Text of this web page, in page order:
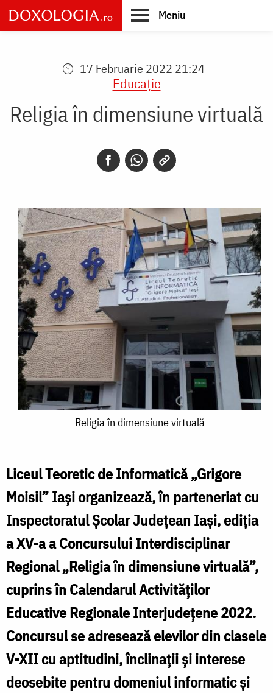
Skip
to
main
Meniu
17 Februarie 2022 21:24
Educaţie
Religia în dimensiune virtuală
dimensiune
virtuală
Religia în dimensiune virtuală
Liceul Teoretic de Informatică „Grigore
Moisil” Iași organizează, în parteneriat cu
Inspectoratul Școlar Județean Iași, ediția
a XV-a a Concursului Interdisciplinar
Regional „Religia în dimensiune virtuală”,
cuprins în Calendarul Activităților
Educative Regionale Interjudețene 2022.
Concursul se adresează elevilor din clasele
V-XII cu aptitudini, înclinaţii şi interese
deosebite pentru domeniul informatic şi